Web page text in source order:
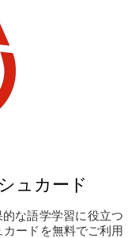
ュカード
な語学学習に役立つ
ードを無料でご利用